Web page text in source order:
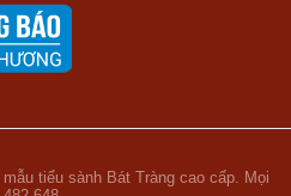
tiểu sành Bát Tràng cao cấp. Mọi